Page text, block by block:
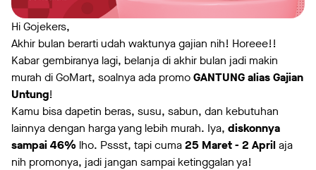
Hi Gojekers,
Akhir bulan berarti udah waktunya gajian nih! Horeee!!
Kabar gembiranya lagi, belanja di akhir bulan jadi makin
murah di GoMart, soalnya ada promoGANTUNG alias Gajian
Untung!
Kamu bisa dapetin beras, susu, sabun, dan kebutuhan
lainnya dengan harga yang lebih murah. Iya, diskonnya
sampai 46% lho. Pssst, tapi cuma25 Maret - 2 Aprilaja
nih promonya, jadi jangan sampai ketinggalan ya!